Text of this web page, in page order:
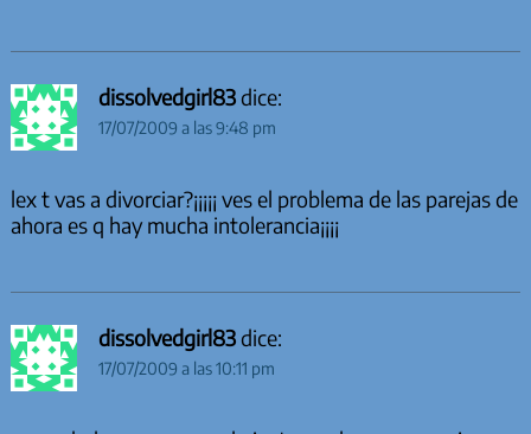
dissolvedgirl83dice:
17/07/2009 a las 9:48 pm
lex t vas a divorciar?¡¡¡¡¡ ves el problema de las parejas de
ahora es q hay mucha intolerancia¡¡¡¡
dissolvedgirl83dice:
17/07/2009 a las 10:11 pm